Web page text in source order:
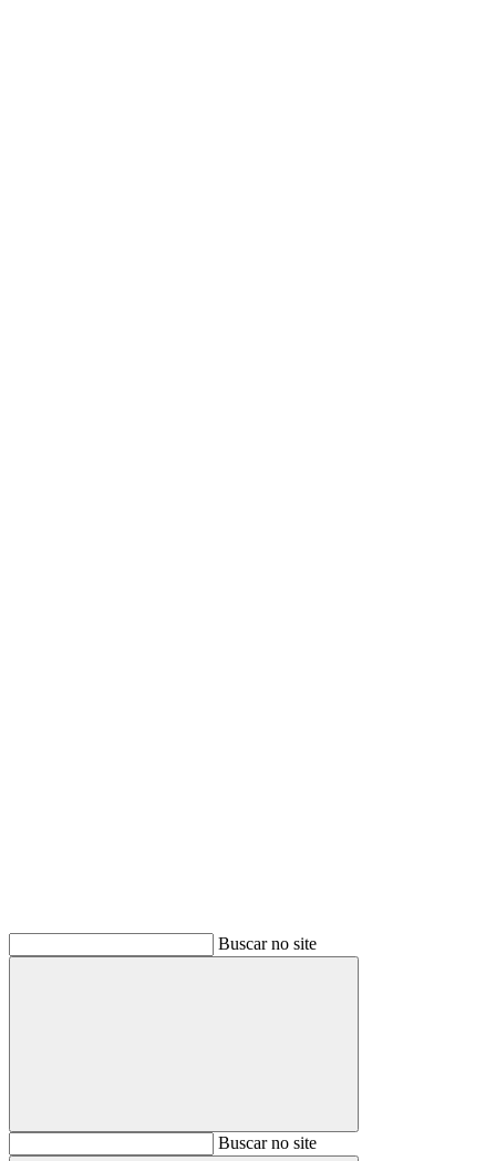
Buscar no site
BuscarBuscar no site